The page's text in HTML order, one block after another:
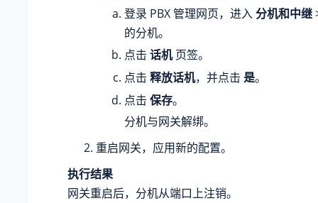
登录 PBX 管理网页，进入分机和中继
的分机。
点击 话机页签。
点击 释放话机，并点击 是。
点击 保存。
分机与网关解绑。
重启网关，应用新的配置。
执行结果
网关重启后，分机从端口上注销。